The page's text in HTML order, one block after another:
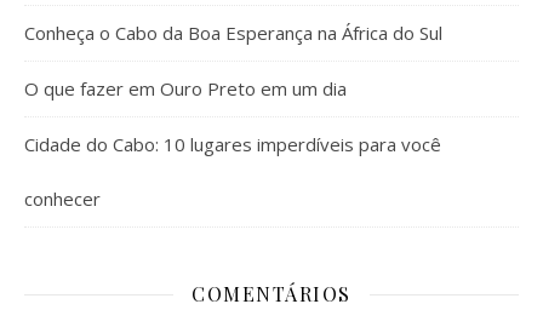
Conheça o Cabo da Boa Esperança na África do Sul
O que fazer em Ouro Preto em um dia
Cidade do Cabo: 10 lugares imperdíveis para você
conhecer
COMENTÁRIOS